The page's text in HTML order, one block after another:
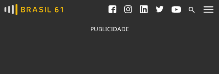
Ver todas as notícias
Saneamento
Indicadores
PUBLICIDADE